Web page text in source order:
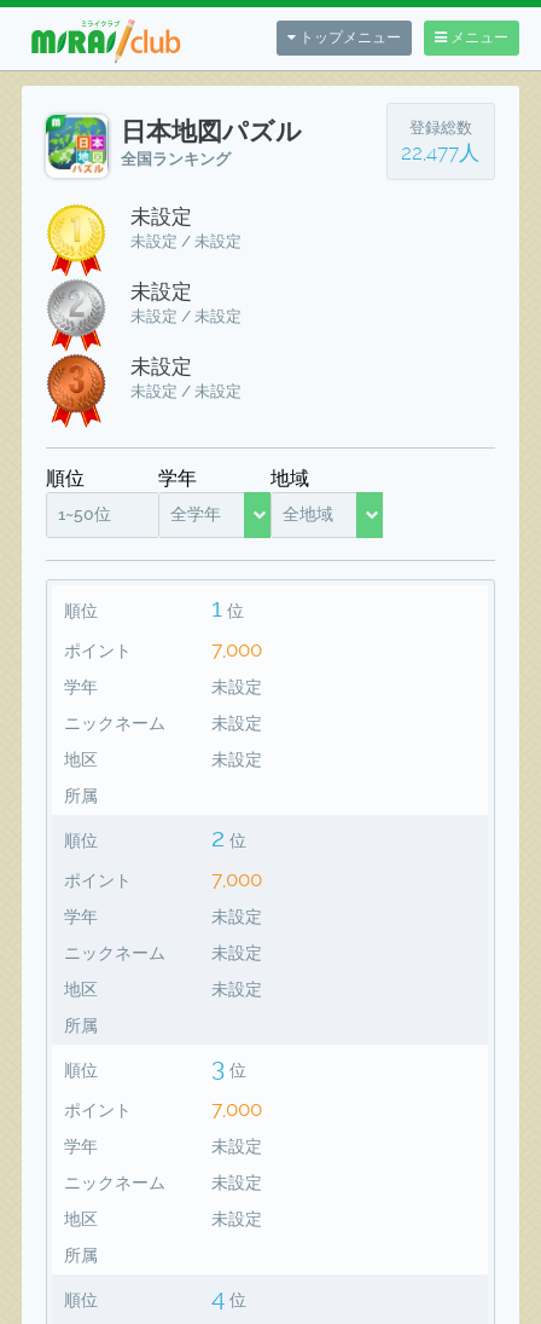
メニュー
トップメニュー
日本地図パズル
全国ランキング
登録総数
22,477人
未設定
未設定 / 未設定
未設定
未設定 / 未設定
未設定
未設定 / 未設定
順位
1~50位
学年
全学年
地域
全地域
順位 1 位
ポイント 7,000
学年
未設定
ニックネーム
未設定
地区
未設定
所属
順位 2 位
ポイント 7,000
学年
未設定
ニックネーム
未設定
地区
未設定
所属
順位 3 位
ポイント 7,000
学年
未設定
ニックネーム
未設定
地区
未設定
所属
順位 4 位